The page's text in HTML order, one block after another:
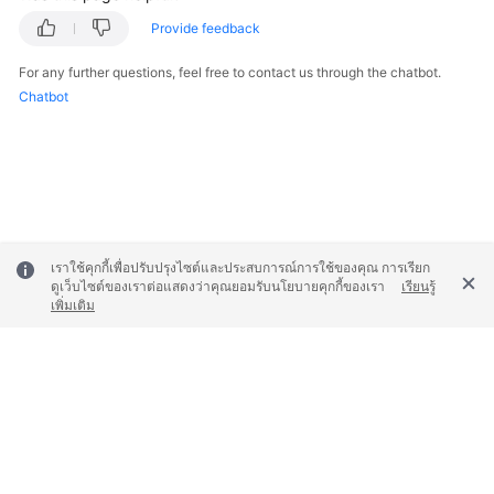
White
Endpoints
Provide feedback
For any further questions, feel free to contact us through the chatbot.
Chatbot
เราใช้คุกกี้เพื่อปรับปรุงไซต์และประสบการณ์การใช้ของคุณ การเรียก
ดูเว็บไซต์ของเราต่อแสดงว่าคุณยอมรับนโยบายคุกกี้ของเรา
เรียนรู้
เพิ่มเติม